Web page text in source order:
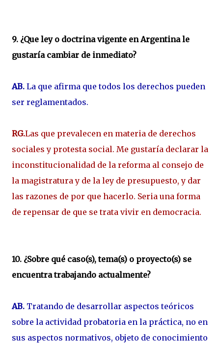
9. ¿Que ley o doctrina vigente en Argentina le
gustaría cambiar de inmediato?
AB. La que afirma que todos los derechos pueden
ser reglamentados.
RG.Las que prevalecen en materia de derechos
sociales y protesta social. Me gustaría declarar la
inconstitucionalidad de la reforma al consejo de
la magistratura y de la ley de presupuesto, y dar
las razones de por que hacerlo. Seria una forma
de repensar de que se trata vivir en democracia.
10. ¿Sobre qué caso(s), tema(s) o proyecto(s) se
encuentra trabajando actualmente?
AB. Tratando de desarrollar aspectos teóricos
sobre la actividad probatoria en la práctica, no en
sus aspectos normativos, objeto de conocimiento